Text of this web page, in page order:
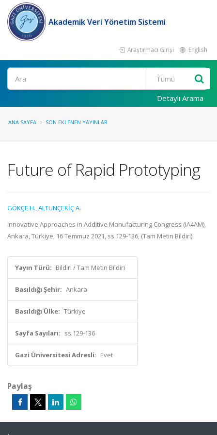
Akademik Veri Yönetim Sistemi
Araştırmacı Girişi English
Ara
Detaylı Arama
ANA SAYFA SON EKLENEN YAYINLAR
Future of Rapid Prototyping
GÖKÇE H.,ALTUNÇEKİÇ A.
Innovative Approaches in Additive Manufacturing Congress (IA4AM),
Ankara, Türkiye, 16 Temmuz 2021, ss.129-136, (Tam Metin Bildiri)
Yayın Türü: Bildiri / Tam Metin Bildiri
Basıldığı Şehir: Ankara
Basıldığı Ülke: Türkiye
Sayfa Sayıları: ss.129-136
Gazi Üniversitesi Adresli: Evet
Paylaş